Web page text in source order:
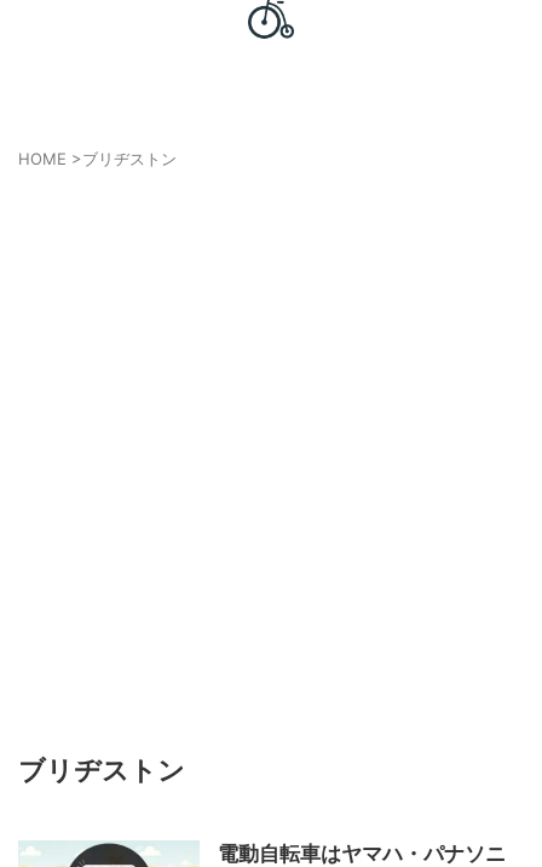
HOME >ブリヂストン
ブリヂストン
電動自転車はヤマハ・パナソニ